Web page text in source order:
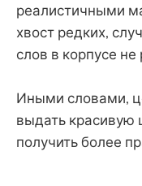
реалистичными
хвост редких,
слов в корпусе
Иными словами,
выдать красивую
получить более